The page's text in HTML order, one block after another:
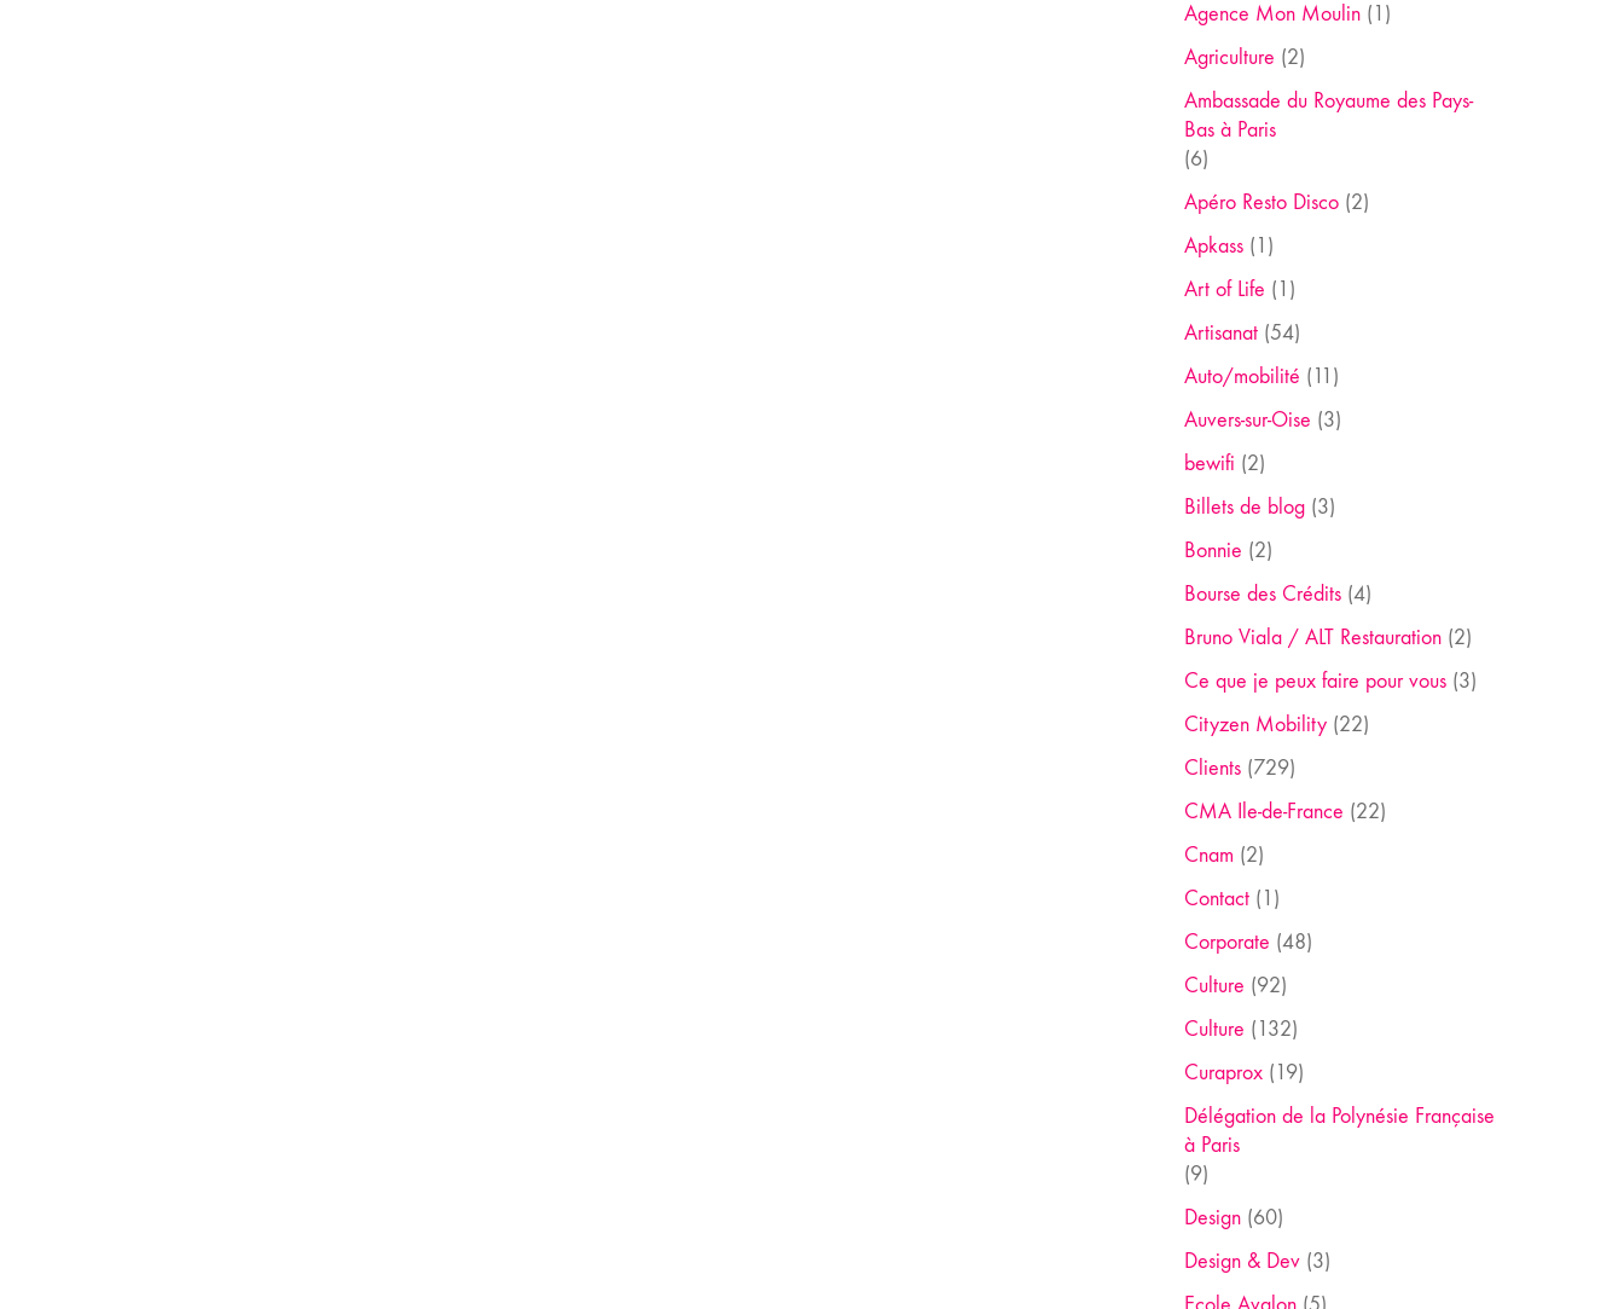
Agence Mon Moulin(1)
Agriculture (2)
Ambassade du Royaume des Pays-
Bas à Paris
(6)
Apéro Resto Disco(2)
Apkass(1)
Art of Life (1)
Artisanat(54)
Auto/mobilité (11)
Auvers-sur-Oise (3)
bewifi (2)
Billets de blog(3)
Bonnie (2)
Bourse des Crédits(4)
Bruno Viala / ALT Restauration(2)
Ce que je peux faire pour vous(3)
Cityzen Mobility(22)
Clients(729)
CMA Ile-de-France (22)
Cnam (2)
Contact(1)
Corporate (48)
Culture (92)
Culture (132)
Curaprox(19)
Délégation de la Polynésie Française
à Paris
(9)
Design(60)
Design & Dev(3)